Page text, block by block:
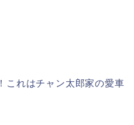
これはチャン太郎家の愛車